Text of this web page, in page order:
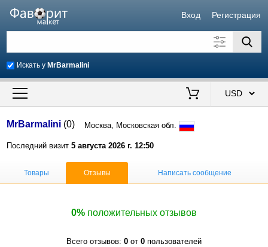
Вход Регистрация
Искать у MrBarmalini
Искать также в описании
Продавец
MrBarmalini (0) Москва, Московская обл.
Последний визит5 августа 2026 г. 12:50
Товары Отзывы Написать сообщение
0% положительных отзывов
Всего отзывов: 0 от 0 пользователей